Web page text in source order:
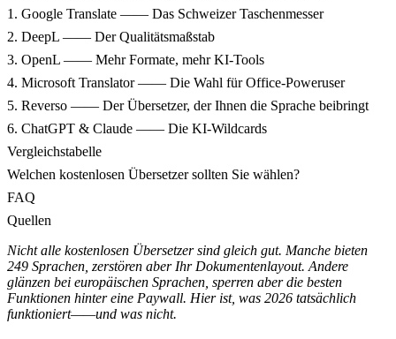
1. Google Translate —— Das Schweizer Taschenmesser
2. DeepL —— Der Qualitätsmaßstab
3. OpenL —— Mehr Formate, mehr KI-Tools
4. Microsoft Translator —— Die Wahl für Office-Poweruser
5. Reverso —— Der Übersetzer, der Ihnen die Sprache beibringt
6. ChatGPT & Claude —— Die KI-Wildcards
Vergleichstabelle
Welchen kostenlosen Übersetzer sollten Sie wählen?
FAQ
Quellen
Nicht alle kostenlosen Übersetzer sind gleich gut. Manche bieten
249 Sprachen, zerstören aber Ihr Dokumentenlayout. Andere
glänzen bei europäischen Sprachen, sperren aber die besten
Funktionen hinter eine Paywall. Hier ist, was 2026 tatsächlich
funktioniert——und was nicht.